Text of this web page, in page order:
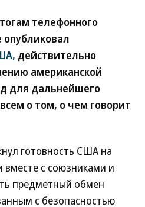
телефонного
опубликовал
действительно
американской
для дальнейшего
о том, о чем говорит
готовность США на
вместе с союзниками и
предметный обмен
с безопасностью